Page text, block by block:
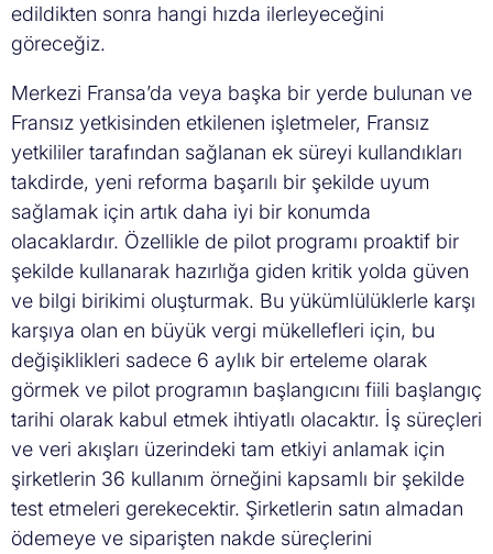
edildikten sonra hangi hızda ilerleyeceğini
göreceğiz.
Merkezi Fransa’da veya başka bir yerde bulunan ve
Fransız yetkisinden etkilenen işletmeler, Fransız
yetkililer tarafından sağlanan ek süreyi kullandıkları
takdirde, yeni reforma başarılı bir şekilde uyum
sağlamak için artık daha iyi bir konumda
olacaklardır. Özellikle de pilot programı proaktif bir
şekilde kullanarak hazırlığa giden kritik yolda güven
ve bilgi birikimi oluşturmak. Bu yükümlülüklerle karşı
karşıya olan en büyük vergi mükellefleri için, bu
değişiklikleri sadece 6 aylık bir erteleme olarak
görmek ve pilot programın başlangıcını fiili başlangıç
tarihi olarak kabul etmek ihtiyatlı olacaktır. İş süreçleri
ve veri akışları üzerindeki tam etkiyi anlamak için
şirketlerin 36 kullanım örneğini kapsamlı bir şekilde
test etmeleri gerekecektir. Şirketlerin satın almadan
ödemeye ve siparişten nakde süreçlerini